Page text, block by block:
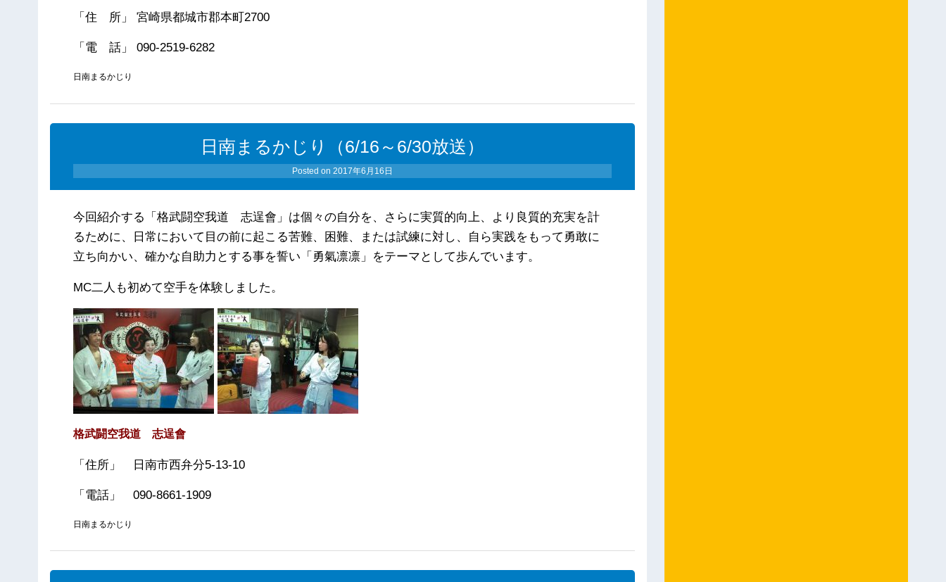
「住 所」 宮崎県都城市郡本町2700
「電 話」 090-2519-6282
日南まるかじり
日南まるかじり（6/16～6/30放送）
Posted on2017年6月16日
今回紹介する「格武闘空我道 志逞會」は個々の自分を、さらに実質的向上、より良質的充実を計
るために、日常において目の前に起こる苦難、困難、または試練に対し、自ら実践をもって勇敢に
立ち向かい、確かな自助力とする事を誓い「勇氣凛凛」をテーマとして歩んでいます。
MC二人も初めて空手を体験しました。
格武闘空我道 志逞會
「住所」 日南市西弁分5-13-10
「電話」 090-8661-1909
日南まるかじり